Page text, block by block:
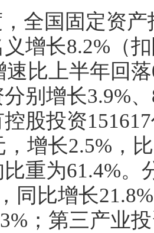
全国固定资
增长8.2%（
速比上半年回
别增长3.9%
股投资
，增长2.5%，
重为61.4%。
同比增长
；第三产业